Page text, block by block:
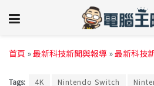
首頁 »最新科技新聞與報導 »最新科技
Tags: 4K Nintendo Switch